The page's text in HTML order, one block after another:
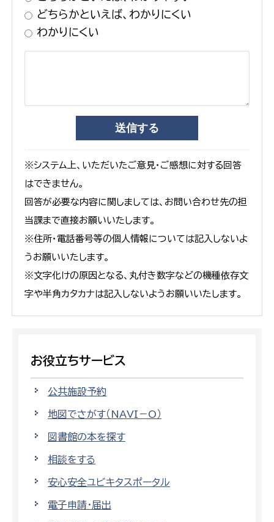
どちらかといえば、わかりにくい
わかりにくい
※システム上、いただいたご意見・ご感想に対する回答
はできません。
回答が必要な内容に関しましては、お問い合わせ先の担
当課まで直接お願いいたします。
※住所・電話番号等の個人情報については記入しないよ
うお願いいたします。
※文字化けの原因となる、丸付き数字などの機種依存文
字や半角カタカナは記入しないようお願いいたします。
お役立ちサービス
公共施設予約
地図でさがす（NAVI－O）
図書館の本を探す
相談をする
安心安全ユビキタスポータル
電子申請・届出